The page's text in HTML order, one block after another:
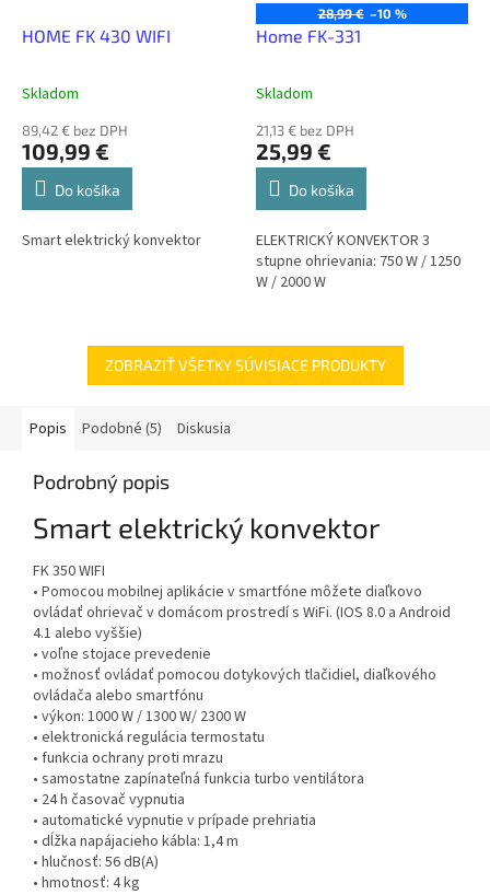
HOME FK 430 WIFI
Skladom
89,42 € bez DPH
109,99 €
Do košíka
Smart elektrický konvektor
28,99 € –10 %
Home FK-331
Skladom
21,13 € bez DPH
25,99 €
Do košíka
ELEKTRICKÝ KONVEKTOR 3
stupne ohrievania: 750 W / 1250
W / 2000 W
ZOBRAZIŤ VŠETKY SÚVISIACE PRODUKTY
Popis Podobné (5) Diskusia
Podrobný popis
Smart elektrický konvektor
FK 350 WIFI
• Pomocou mobilnej aplikácie v smartfóne môžete diaľkovo
ovládať ohrievač v domácom prostredí s WiFi. (IOS 8.0 a Android
4.1 alebo vyššie)
• voľne stojace prevedenie
• možnosť ovládať pomocou dotykových tlačidiel, diaľkového
ovládača alebo smartfónu
• výkon: 1000 W / 1300 W/ 2300 W
• elektronická regulácia termostatu
• funkcia ochrany proti mrazu
• samostatne zapínateľná funkcia turbo ventilátora
• 24 h časovač vypnutia
• automatické vypnutie v prípade prehriatia
• dĺžka napájacieho kábla: 1,4 m
• hlučnosť: 56 dB(A)
• hmotnosť: 4 kg